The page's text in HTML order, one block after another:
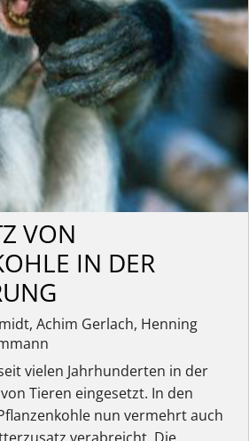
VON
IN DER
Achim Gerlach, Henning
vielen Jahrhunderten in der
Tieren eingesetzt. In den
nun vermehrt auch